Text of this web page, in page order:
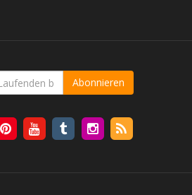
Abonnieren